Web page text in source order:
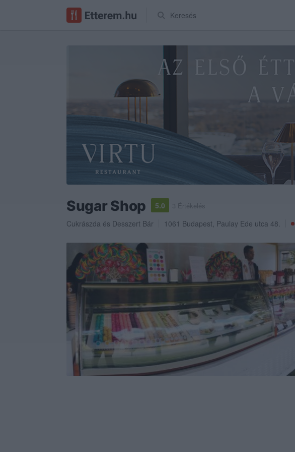
Keresés
Sugar Shop 5.0 3 Értékelés
Cukrászda és Desszert Bár 1061 Budapest, Paulay Ede utca 48.